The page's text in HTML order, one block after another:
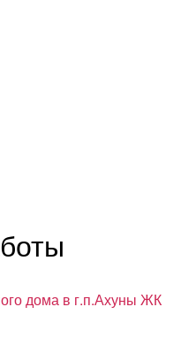
дома в г.п.Ахуны ЖК